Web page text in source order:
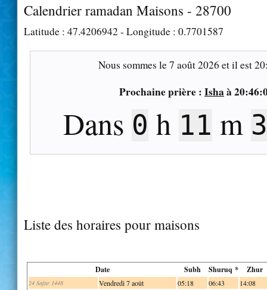
Calendrier ramadan Maisons - 28700
Latitude : 47.4206942 - Longitude : 0.7701587
Nous sommes le7 août 2026 et il est
Prochaine prière : Isha à
Dans 0 h 11 m
Liste des horaires pour maisons
Date Subh Shuruq * Zhur
24 Safar 1448 Vendredi 7 août 05:18 06:43 14:08